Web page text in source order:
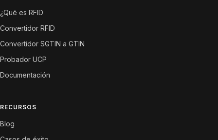
¿Qué es RFID
Convertidor RFID
Convertidor SGTIN a GTIN
Probador UCP
Documentación
RECURSOS
Blog